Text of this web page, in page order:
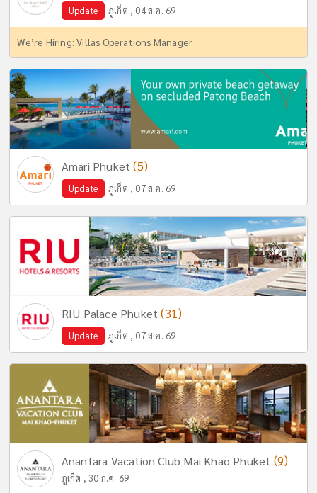
Update ภูเก็ต , 04 ส.ค. 69
We’re Hiring: Villas Operations Manager
Amari Phuket(5)
Update ภูเก็ต , 07 ส.ค. 69
RIU Palace Phuket(31)
Update ภูเก็ต , 07 ส.ค. 69
Anantara Vacation Club Mai Khao Phuket (9)
ภูเก็ต , 30 ก.ค. 69